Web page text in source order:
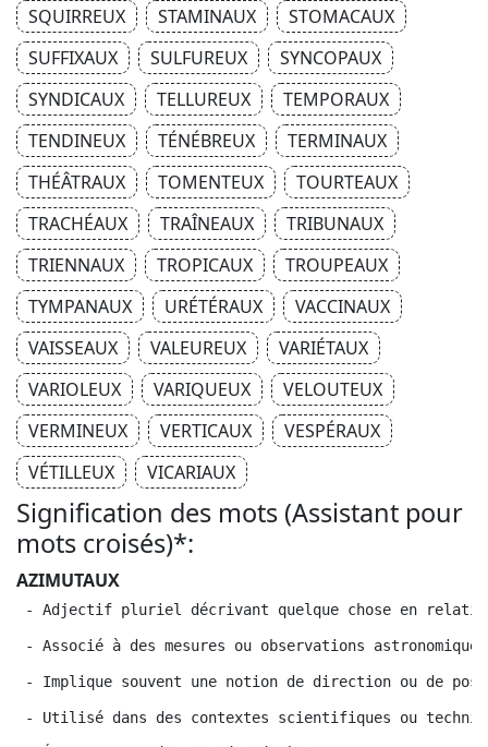
SQUIRREUX
STAMINAUX
STOMACAUX
SUFFIXAUX
SULFUREUX
SYNCOPAUX
SYNDICAUX
TELLUREUX
TEMPORAUX
TENDINEUX
TÉNÉBREUX
TERMINAUX
THÉÂTRAUX
TOMENTEUX
TOURTEAUX
TRACHÉAUX
TRAÎNEAUX
TRIBUNAUX
TRIENNAUX
TROPICAUX
TROUPEAUX
TYMPANAUX
URÉTÉRAUX
VACCINAUX
VAISSEAUX
VALEUREUX
VARIÉTAUX
VARIOLEUX
VARIQUEUX
VELOUTEUX
VERMINEUX
VERTICAUX
VESPÉRAUX
VÉTILLEUX
VICARIAUX
Signification des mots (Assistant pour
mots croisés)*:
AZIMUTAUX
- Adjectif pluriel décrivant quelque chose en
- Associé à des mesures ou observations
- Implique souvent une notion de direction ou de
- Utilisé dans des contextes scientifiques ou